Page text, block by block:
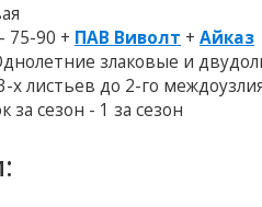
75-90 + ПАВ Виволт +Айказ
злаковые и
х листьев до 2-го
за сезон - 1 за сезон